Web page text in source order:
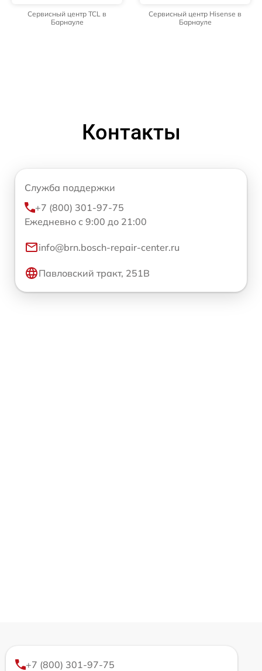
Сервисный центр TCL в
Барнауле
Сервисный центр Hisense в
Барнауле
Контакты
Служба поддержки
+7 (800) 301-97-75
Ежедневно с 9:00 до 21:00
info@brn.bosch-repair-center.ru
Павловский тракт, 251В
+7 (800) 301-97-75